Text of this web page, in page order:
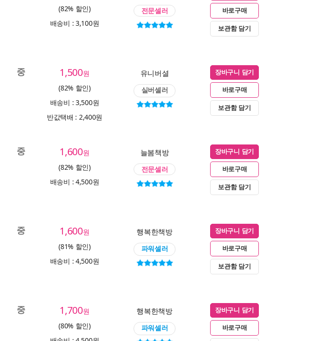
(82% 할인)
배송비 : 3,100원
전문셀러 바로구매
보관함 담기
중 1,500원
(82% 할인)
배송비 : 3,500원
반값택배 : 2,400원
유니버셜
실버셀러
장바구니 담기
바로구매
보관함 담기
중 1,600원
(82% 할인)
배송비 : 4,500원
늘봄책방
전문셀러
장바구니 담기
바로구매
보관함 담기
중 1,600원
(81% 할인)
배송비 : 4,500원
행복한책방
파워셀러
장바구니 담기
바로구매
보관함 담기
중 1,700원
(80% 할인)
행복한책방
파워셀러
장바구니 담기
바로구매